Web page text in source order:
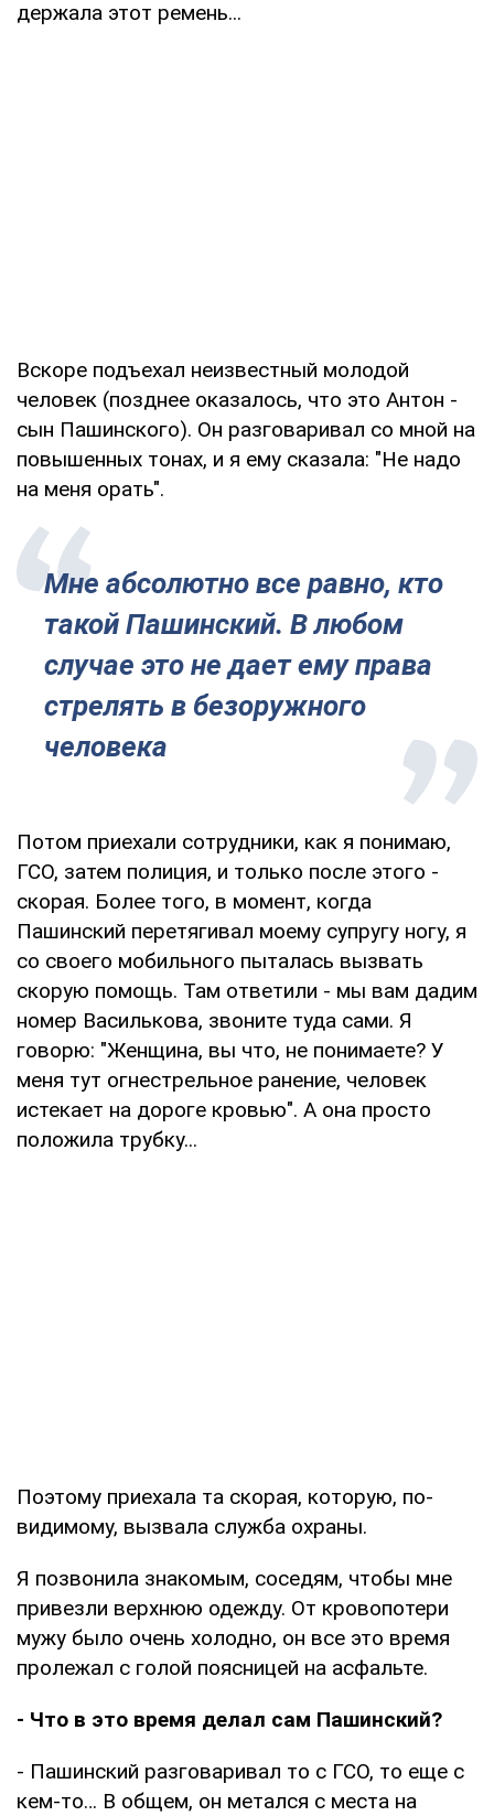
держала этот ремень...
Вскоре подъехал неизвестный молодой
человек (позднее оказалось, что это Антон -
сын Пашинского). Он разговаривал со мной на
повышенных тонах, и я ему сказала: "Не надо
на меня орать".
Мне абсолютно все равно, кто
такой Пашинский. В любом
случае это не дает ему права
стрелять в безоружного
человека
Потом приехали сотрудники, как я понимаю,
ГСО, затем полиция, и только после этого -
скорая. Более того, в момент, когда
Пашинский перетягивал моему супругу ногу, я
со своего мобильного пыталась вызвать
скорую помощь. Там ответили - мы вам дадим
номер Василькова, звоните туда сами. Я
говорю: "Женщина, вы что, не понимаете? У
меня тут огнестрельное ранение, человек
истекает на дороге кровью". А она просто
положила трубку...
Поэтому приехала та скорая, которую, по-
видимому, вызвала служба охраны.
Я позвонила знакомым, соседям, чтобы мне
привезли верхнюю одежду. От кровопотери
мужу было очень холодно, он все это время
пролежал с голой поясницей на асфальте.
- Что в это время делал сам Пашинский?
- Пашинский разговаривал то с ГСО, то еще с
кем-то… В общем, он метался с места на